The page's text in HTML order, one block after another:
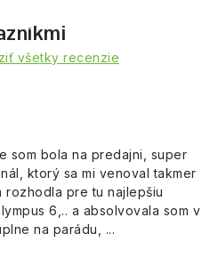
všetky recenzie
som bola na predajni, super
ktorý sa mi venoval takmer
rozhodla pre tu najlepšiu
6,.. a absolvovala som v
na parádu, ...